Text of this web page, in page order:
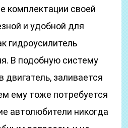
комплектации своей
и удобной для
гидроусилитель
В подобную систему
двигатель, заливается
ему тоже потребуется
автолюбители никогда